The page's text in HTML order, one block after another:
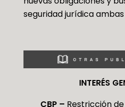
seguridad jurídica
INTERÉS
CBP – Restricción